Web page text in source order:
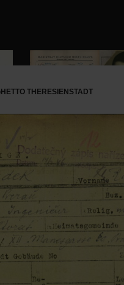
THERESIENSTADT